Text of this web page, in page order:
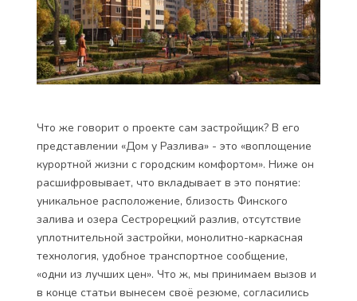
Что же говорит о проекте сам застройщик? В его
представлении «Дом у Разлива» - это «воплощение
курортной жизни с городским комфортом». Ниже он
расшифровывает, что вкладывает в это понятие:
уникальное расположение, близость Финского
залива и озера Сестрорецкий разлив, отсутствие
уплотнительной застройки, монолитно-каркасная
технология, удобное транспортное сообщение,
«одни из лучших цен». Что ж, мы принимаем вызов и
в конце статьи вынесем своё резюме, согласились